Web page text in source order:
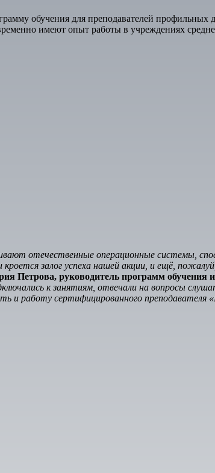
обучения для преподавателей
имеют опыт работы в учреждениях
отечественные операционные системы,
залог успеха нашей акции, и ещё,
Петрова, руководитель программ обучения
к занятиям, отвечали на вопросы
и работу сертифицированного